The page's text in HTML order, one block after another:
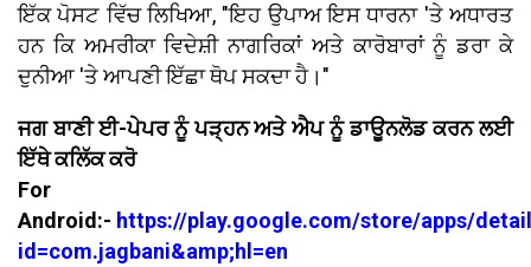
ਇੱਕ ਪੋਸਟ ਵਿੱਚ ਲਿਖਿਆ, "ਇਹ ਉਪਾਅ ਇਸ ਧਾਰਨਾ 'ਤੇ ਅਧਾਰਤ
ਹਨ ਕਿ ਅਮਰੀਕਾ ਵਿਦੇਸ਼ੀ ਨਾਗਰਿਕਾਂ ਅਤੇ ਕਾਰੋਬਾਰਾਂ ਨੂੰ ਡਰਾ ਕੇ
ਦੁਨੀਆ 'ਤੇ ਆਪਣੀ ਇੱਛਾ ਥੋਪ ਸਕਦਾ ਹੈ।"
ਜਗ ਬਾਣੀ ਈ-ਪੇਪਰ ਨੂੰ ਪੜ੍ਹਨ ਅਤੇ ਐਪ ਨੂੰ ਡਾਊਨਲੋਡ ਕਰਨ ਲਈ
ਇੱਥੇ ਕਲਿੱਕ ਕਰੋ
For
Android:- https://play.google.com/store/apps/
id=com.jagbani&amp;hl=en